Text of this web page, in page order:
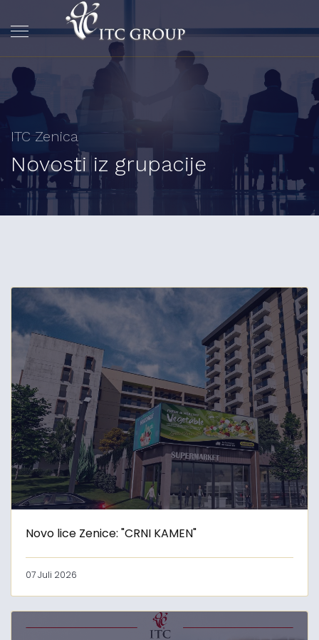
ITC Zenica
Novosti iz grupacije
Novo lice Zenice: "CRNI KAMEN"
07 Juli 2026